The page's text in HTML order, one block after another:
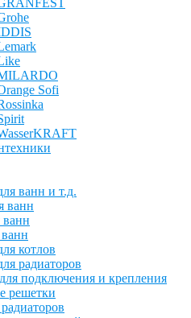
Sofi
ванн и т.д.
ванн
ванн
котлов
радиаторов
подключения и крепления
решетки